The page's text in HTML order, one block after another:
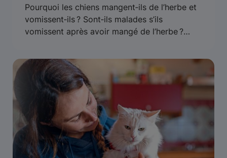
Pourquoi les chiens mangent‑ils de l’herbe et
vomissent‑ils ? Sont‑ils malades s’ils
vomissent après avoir mangé de l’herbe ?
manger de l’herbe et de vomir.